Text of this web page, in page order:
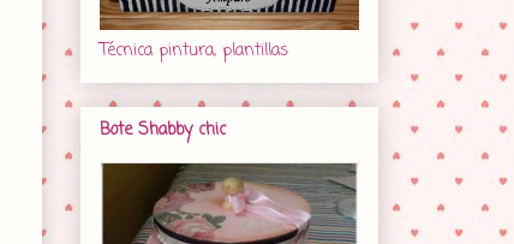
Técnica pintura, plantillas
Bote Shabby chic